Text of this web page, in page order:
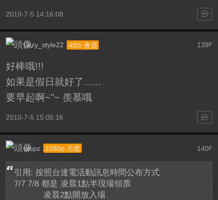
2010-7-5 14:16:08
139 F
Lazy_style22 480i 會員
好棒哦!!!
如果是假日就好了......
要早起啊~"~ 羨慕哦
2010-7-5 15:05:16
140F
qmpz 1080p 元老
引用: 按照台達電活動訊息時間公布方式
7/7 7/8 都是 凌晨1點半現場領票
凌晨2點開放入場